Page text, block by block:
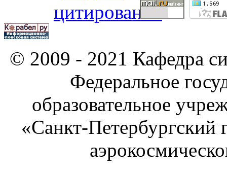
© 2009 - 2021 Кафедра
Федеральное
образовательное
«Санкт-Петербургский